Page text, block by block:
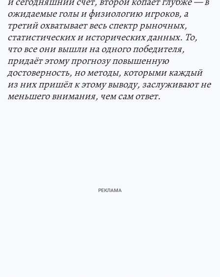
ожидаемые голы и физиологию игроков, а
третий охватывает весь спектр рыночных,
статистических и исторических данных. То,
что все они вышли на одного победителя,
придаёт этому прогнозу повышенную
достоверность, но методы, которыми каждый
из них пришёл к этому выводу, заслуживают не
меньшего внимания, чем сам ответ.